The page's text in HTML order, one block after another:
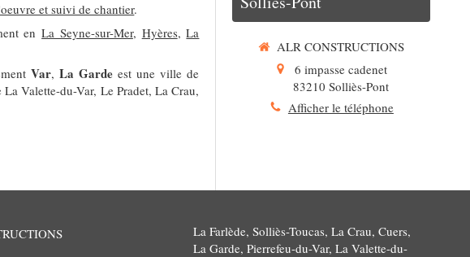
et suivi de chantier.
enLa Seyne-sur-Mer, Hyères,La
Var,La Garde est une ville de
Valette-du-Var, Le Pradet, La Crau,
ALR CONSTRUCTIONS
6 impasse cadenet
83210 Solliès-Pont
Afficher le téléphone
La Farlède, Solliès-Toucas, La Crau, Cuers,
La Garde, Pierrefeu-du-Var, La Valette-du-